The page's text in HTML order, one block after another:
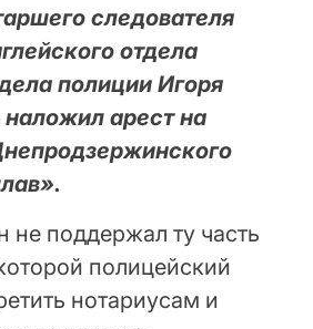
следователя
отдела
полиции Игоря
арест на
не поддержал ту часть
полицейский
нотариусам и